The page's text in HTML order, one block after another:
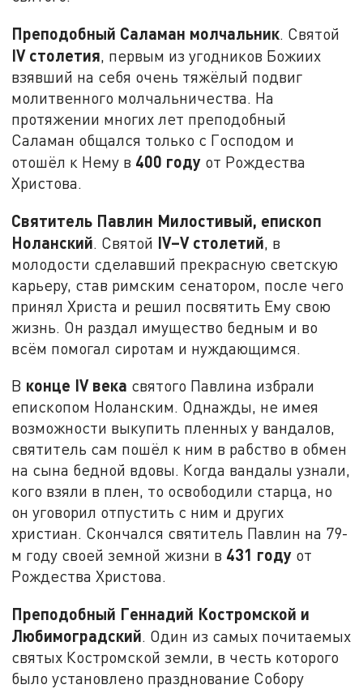
Преподобный Саламан молчальник. Святой
IVстолетия, первым из угодников Божиих
взявший на себя очень тяжёлый подвиг
молитвенного молчальничества. На
протяжении многих лет преподобный
Саламан общался только с Господом и
отошёл к Нему в 400 году от Рождества
Христова.
Святитель Павлин Милостивый, епископ
Ноланский. Святой IV–Vстолетий, в
молодости сделавший прекрасную светскую
карьеру, став римским сенатором, после чего
принял Христа и решил посвятить Ему свою
жизнь. Он раздал имущество бедным и во
всём помогал сиротам и нуждающимся.
В конце IVвека святого Павлина избрали
епископом Ноланским. Однажды, не имея
возможности выкупить пленных у вандалов,
святитель сам пошёл к ним в рабство в обмен
на сына бедной вдовы. Когда вандалы узнали,
кого взяли в плен, то освободили старца, но
он уговорил отпустить с ним и других
христиан. Скончался святитель Павлин на 79-
м году своей земной жизни в 431 году от
Рождества Христова.
Преподобный Геннадий Костромской и
Любимоградский. Один из самых почитаемых
святых Костромской земли, в честь которого
было установлено празднование Собору